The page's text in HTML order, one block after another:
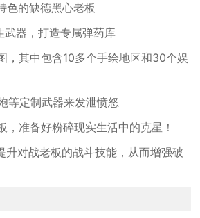
色的缺德黑心老板
武器，打造专属弹药库
，其中包含10多个手绘地区和30个娱
等定制武器来发泄愤怒
，准备好粉碎现实生活中的克星！
升对战老板的战斗技能，从而增强破